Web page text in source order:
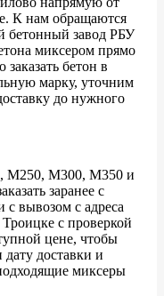
К нам обращаются
бетонный завод РБУ
миксером прямо
бетон в
марку, уточним
до нужного
М250, М300, М350 и
заранее с
с вывозом с адреса
с проверкой
цене, чтобы
дату доставки и
миксеры